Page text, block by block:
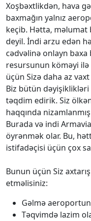
Xoşbəxtlikdən, hava
baxmağın yalnız
keçib. Hətta, məlumat
deyil. İndi arzu edən
cədvəlinə onlayn
resursunun köməyi ilə
üçün Sizə daha az
Biz bütün
təqdim edirik. Siz
haqqında
Burada və indi
öyrənmək olar. Bu,
istifadəçisi üçün çox
Bunun üçün Siz
etməlisiniz:
Gəlmə
Təqvimdə lazim